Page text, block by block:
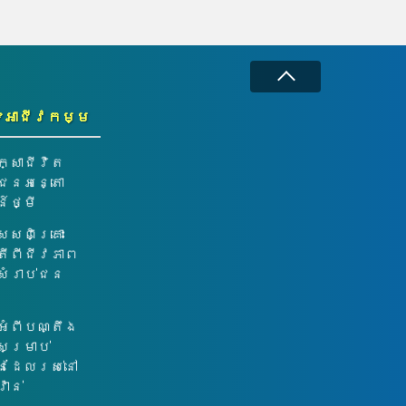
អាជីវកម្ម
សាជីវិត
នអន្តោ
ថ្មី
សពិគ្រោះ
ពីជីវភាព
សំរាប់ជន
អំពីបណ្តឹង
ម្រាប់
ដែលរស់នៅ
ាន់